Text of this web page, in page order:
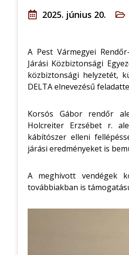
2025. június 20.
A Pest Vármegyei
Járási Közbiztonsági
közbiztonsági helyzetét,
DELTA elnevezésű
Korsós Gábor rendőr
Holcreiter Erzsébet r.
kábítószer elleni
járási eredményeket is
A meghívott vendégek
továbbiakban is